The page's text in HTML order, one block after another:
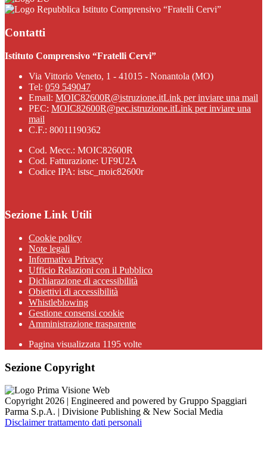
Istituto Comprensivo “Fratelli Cervi”
Contatti
Istituto Comprensivo “Fratelli Cervi”
Via Vittorio Veneto, 1 - 41015 - Nonantola (MO)
Tel: 059 549047
Email: MOIC82600R@istruzione.itLink per inviare una mail
PEC: MOIC82600R@pec.istruzione.itLink per inviare una
mail
C.F.: 80011190362
Cod. Mecc.: MOIC82600R
Cod. Fatturazione: UF9U2A
Codice IPA: istsc_moic82600r
Sezione Link Utili
Cookie policy
Note legali
Informativa Privacy
Ufficio Relazioni con il Pubblico
Dichiarazione di accessibilità
Obiettivi di accessibilità
Whistleblowing
Gestione consensi cookie
Amministrazione trasparente
Pagina visualizzata 1195 volte
Sezione Copyright
Copyright 2026 | Engineered and powered by Gruppo Spaggiari
Parma S.p.A. | Divisione Publishing & New Social Media
Disclaimer trattamento dati personali